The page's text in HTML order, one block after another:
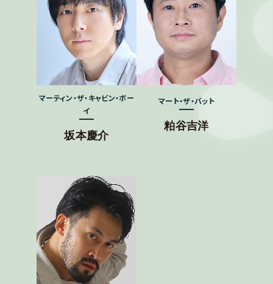
マーティン・ザ・キャビン・ボー
イ
坂本慶介
マート・ザ・バット
粕谷吉洋